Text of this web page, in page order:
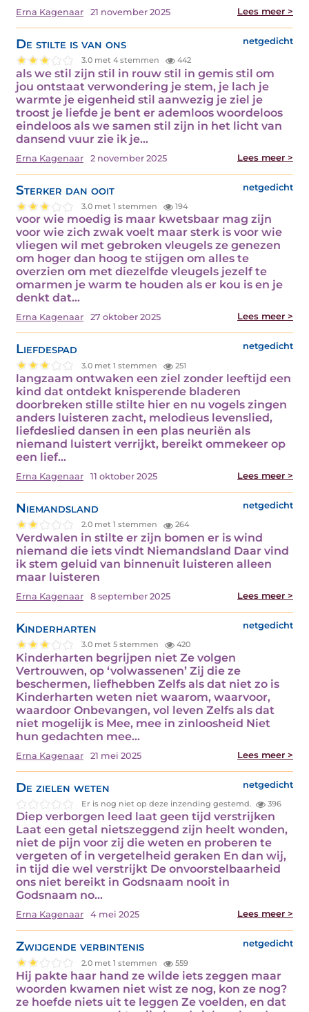
Erna Kagenaar 21 november 2025 Lees meer >
De stilte is van ons netgedicht
3.0 met 4 stemmen 442
als we stil zijn stil in rouw stil in gemis stil om
jou ontstaat verwondering je stem, je lach je
warmte je eigenheid stil aanwezig je ziel je
troost je liefde je bent er ademloos woordeloos
eindeloos als we samen stil zijn in het licht van
dansend vuur zie ik je...
Erna Kagenaar 2 november 2025 Lees meer >
Sterker dan ooit netgedicht
3.0 met 1 stemmen 194
voor wie moedig is maar kwetsbaar mag zijn
voor wie zich zwak voelt maar sterk is voor wie
vliegen wil met gebroken vleugels ze genezen
om hoger dan hoog te stijgen om alles te
overzien om met diezelfde vleugels jezelf te
omarmen je warm te houden als er kou is en je
denkt dat...
Erna Kagenaar 27 oktober 2025 Lees meer >
Liefdespad netgedicht
3.0 met 1 stemmen 251
langzaam ontwaken een ziel zonder leeftijd een
kind dat ontdekt knisperende bladeren
doorbreken stille stilte hier en nu vogels zingen
anders luisteren zacht, melodieus levenslied,
liefdeslied dansen in een plas neuriën als
niemand luistert verrijkt, bereikt ommekeer op
een lief...
Erna Kagenaar 11 oktober 2025 Lees meer >
Niemandsland netgedicht
2.0 met 1 stemmen 264
Verdwalen in stilte er zijn bomen er is wind
niemand die iets vindt Niemandsland Daar vind
ik stem geluid van binnenuit luisteren alleen
maar luisteren
Erna Kagenaar 8 september 2025 Lees meer >
Kinderharten netgedicht
3.0 met 5 stemmen 420
Kinderharten begrijpen niet Ze volgen
Vertrouwen, op ‘volwassenen’ Zij die ze
beschermen, liefhebben Zelfs als dat niet zo is
Kinderharten weten niet waarom, waarvoor,
waardoor Onbevangen, vol leven Zelfs als dat
niet mogelijk is Mee, mee in zinloosheid Niet
hun gedachten mee...
Erna Kagenaar 21 mei 2025 Lees meer >
De zielen weten netgedicht
Er is nog niet op deze inzending gestemd. 396
Diep verborgen leed laat geen tijd verstrijken
Laat een getal nietszeggend zijn heelt wonden,
niet de pijn voor zij die weten en proberen te
vergeten of in vergetelheid geraken En dan wij,
in tijd die wel verstrijkt De onvoorstelbaarheid
ons niet bereikt in Godsnaam nooit in
Godsnaam no...
Erna Kagenaar 4 mei 2025 Lees meer >
Zwijgende verbintenis netgedicht
2.0 met 1 stemmen 559
Hij pakte haar hand ze wilde iets zeggen maar
woorden kwamen niet wist ze nog, kon ze nog?
ze hoefde niets uit te leggen Ze voelden, en dat